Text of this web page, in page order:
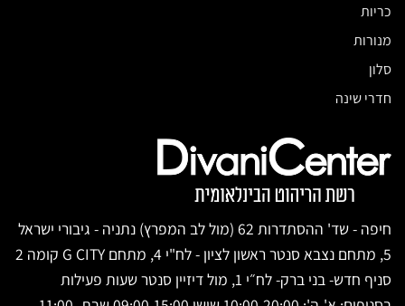
כריות
מנורות
סלון
חדרי שינה
חיפה - שד' ההסתדרות 62 (מול לב המפרץ) נתניה - גיבורי ישראל
5, מתחם נצבא סנטר ראשון לציון - לח"י 4, מתחם G CITY קומה 2
סניף חדש- בני ברק- לח״י 1, מול דיזיין סנטר שעות פעילות